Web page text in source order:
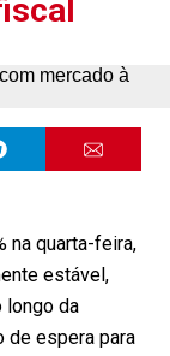
na quarta-feira,
estável,
longo da
de espera para